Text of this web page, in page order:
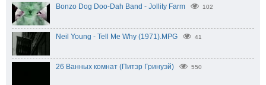
Bonzo Dog Doo-Dah Band - Jollity Farm 102
Neil Young - Tell Me Why (1971).MPG 41
26 Ванных комнат (Питэр Гринуэй) 550